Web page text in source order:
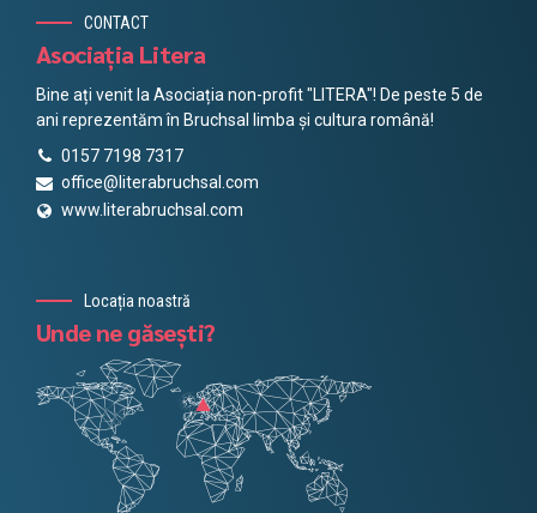
CONTACT
Asociația Litera
Bine ați venit la Asociația non-profit "LITERA"! De peste 5 de
ani reprezentăm în Bruchsal limba și cultura română!
0157 7198 7317
office@literabruchsal.com
www.literabruchsal.com
Locația noastră
Unde ne găsești?